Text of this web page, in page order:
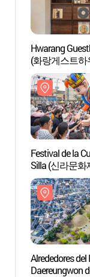
Hwarang
(화랑게스트하
Festival de la
Silla (신라문화
Alrededores del
Daereungwon